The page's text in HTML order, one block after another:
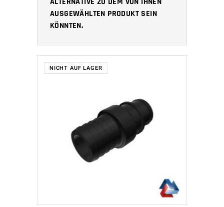
AUSGEWÄHLTEN PRODUKT SEIN
KÖNNTEN.
NICHT AUF LAGER
WEITERLESEN